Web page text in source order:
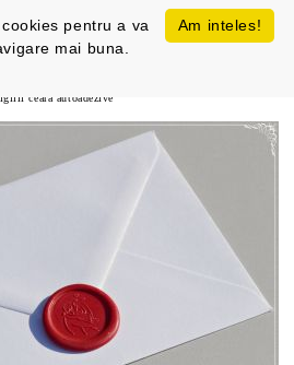
ceara autoadezive
Am inteles!
pentru a va
mai buna.